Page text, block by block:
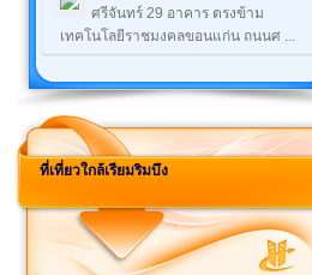
ศรีจันทร์ 29 อาคาร ตรงข้าม
เทคโนโลยีราชมงคลขอนแก่น ถนนศ ...
ที่เที่ยวใกล้เรียมริมบึง